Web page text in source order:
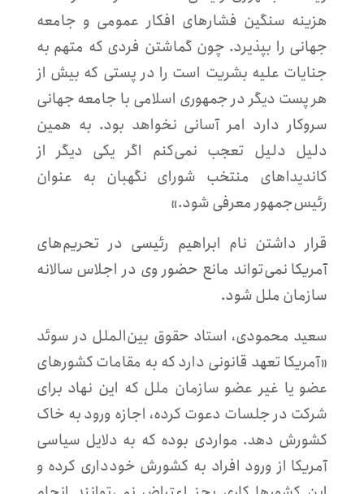
هزینه سنگین فشارهای افکار عمومی و جامعه
جهانی را بپذیرد. چون گماشتن فردی که متهم به
جنایات علیه بشریت است را در پستی که بیش از
هر پست دیگر در جمهوری اسلامی با جامعه جهانی
سروکار دارد امر آسانی نخواهد بود. به همین
دلیل دلیل تعجب نمی‌کنم اگر یکی دیگر از
کاندیداهای منتخب شورای نگهبان به عنوان
رئیس‌جمهور معرفی شود.»
قرار داشتن نام ابراهیم رئیسی در تحریم‌های
آمریکا نمی‌تواند مانع حضور وی در اجلاس سالانه
سازمان ملل شود.
سعید محمودی، استاد حقوق بین‌الملل در سوئد
«آمریکا تعهد قانونی دارد که به مقامات کشورهای
عضو یا غیر عضو سازمان ملل که این نهاد برای
شرکت در جلسات دعوت کرده، اجازه ورود به خاک
کشورش دهد. مواردی بوده که به دلایل سیاسی
آمریکا از ورود افراد به کشورش خودداری کرده و